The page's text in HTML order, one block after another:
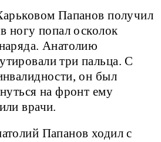
Папанов получил
ногу попал осколок
Анатолию
три пальца. С
он был
на фронт ему
врачи.
Папанов ходил с